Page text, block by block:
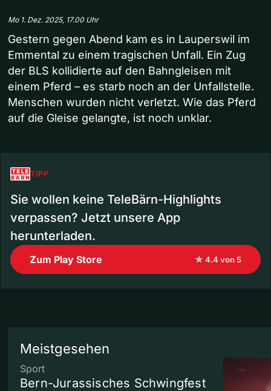
Mo 1. Dez. 2025, 17.00 Uhr
Gestern gegen Abend kam es in Lauperswil im
Emmental zu einem tragischen Unfall. Ein Zug
der BLS kollidierte auf den Bahngleisen mit
einem Pferd – es starb noch an der Unfallstelle.
Menschen wurden nicht verletzt. Wie das Pferd
auf die Gleise gelangte, ist noch unklar.
TIPP
Sie wollen keine TeleBärn-Highlights
verpassen? Jetzt unsere App
herunterladen.
Zum Play Store ★ 4.4 von 5
Meistgesehen
Sport
Bern-Jurassisches Schwingfest